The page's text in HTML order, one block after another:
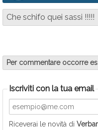
Che schifo quei sassi !!!!!
Per commentare occorre
Iscriviti con la tua email
Riceverai le novità di